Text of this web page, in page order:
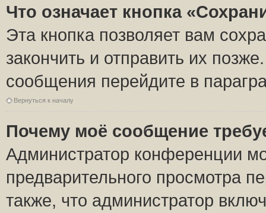
Что означает кнопка
Эта кнопка позволяет вам
закончить и отправить их
сообщения перейдите в
Вернуться к началу
Почему моё сообщение
Администратор конференции
предварительного просмотра
также, что администратор